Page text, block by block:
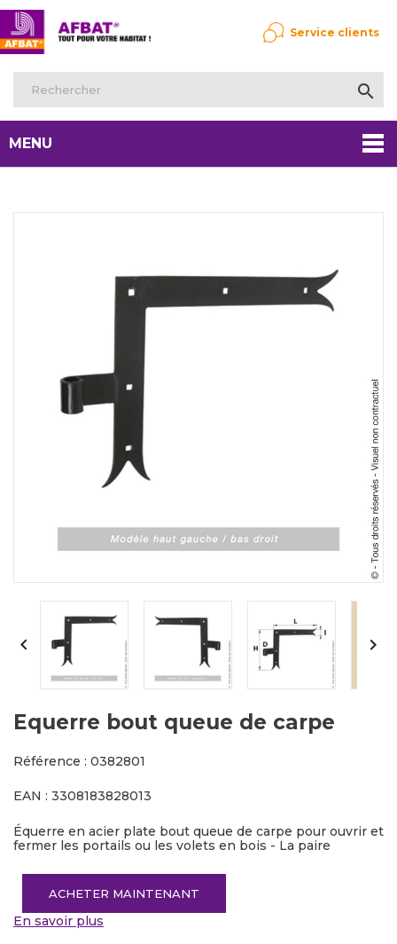

Service clients
MENU
 
Equerre bout queue de carpe
Référence : 0382801
EAN : 3308183828013
Équerre en acier plate bout queue de carpe pour ouvrir et
fermer les portails ou les volets en bois - La paire
ACHETER MAINTENANT
En savoir plus